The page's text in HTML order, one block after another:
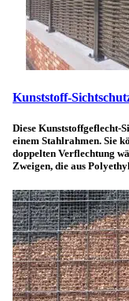
Kunststoff-
Diese Kunststoffgeflecht-
einem Stahlrahmen. Sie
doppelten Verflechtung
Zweigen, die aus